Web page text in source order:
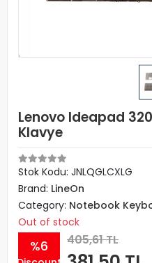
Lenovo Ideapad
Klavye
Stok Kodu: JNLQGLCXLG
Brand: LineOn
Category: Notebook
Out of stock
%6 405,61 TL